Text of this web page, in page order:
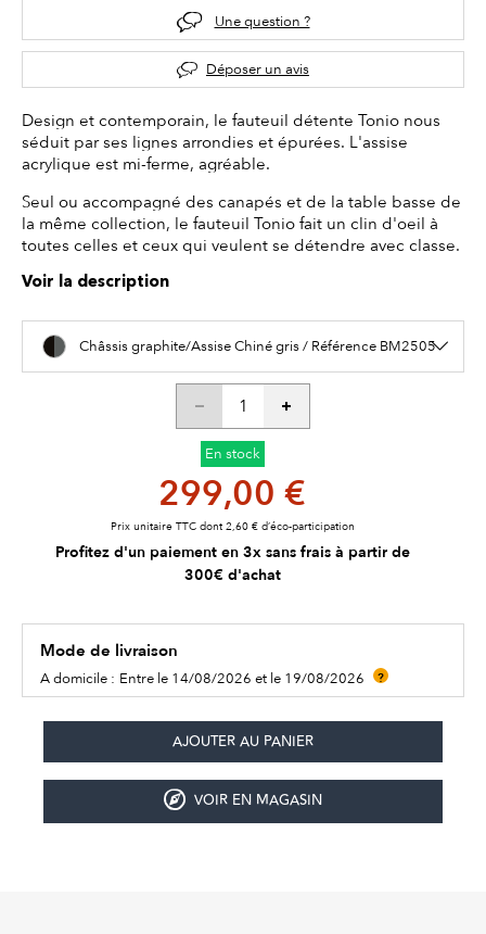
Une question ?
Déposer un avis
Design et contemporain, le fauteuil détente Tonio nous
séduit par ses lignes arrondies et épurées. L'assise
acrylique est mi-ferme, agréable.
Seul ou accompagné des canapés et de la table basse de
la même collection, le fauteuil Tonio fait un clin d'oeil à
toutes celles et ceux qui veulent se détendre avec classe.
Voir la description
Châssis graphite/Assise Chiné gris / Référence BM2505
En stock
299,00 €
Prix unitaire TTC dont 2,60 € d’éco-participation
Profitez d'un paiement en 3x sans frais à partir de
300€ d'achat
Mode de livraison
A domicile : Entre le 14/08/2026 et le 19/08/2026 ?
VOIR EN MAGASIN